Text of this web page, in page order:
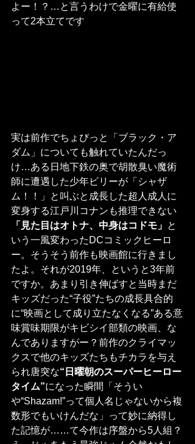
よー！？…と言うわけで金曜に有給使
って2本立てです
実は前作でちょびっと「ブラック・ア
ダム」についても触れていたんだっ
け…ある日地下鉄の奥で胡散臭い魔術
師に遭遇した少年ビリーが「シャザ
ム！！」と叫ぶと成長した超人成人に
変身する江戸川コナンも推理できない
「見た目はオトナ、中身はコドモ」 と
いう一風変わったDCコミックヒーロ
ー。そうそう前作も映画館に行きまし
たよ。それが2019年、というと3年前
ですか。あまり引き伸ばすと当時まだ
キッズだった“子役”たちの成長具合的
に“映画として成り立たなくなる”ある意
味賞味期限がキビシイ部類の映画、な
んでありますがー？前作のクライマッ
クスで他のキッズたちもチカラを与え
られ唐突な“日曜朝のスーパーヒーロー
タイム”になった瞬間「そうい
や“Shazam!”って個人名じゃないから複
数形でもいけんだな」って妙に納得し
た記憶が……て今作は序盤から5人組？